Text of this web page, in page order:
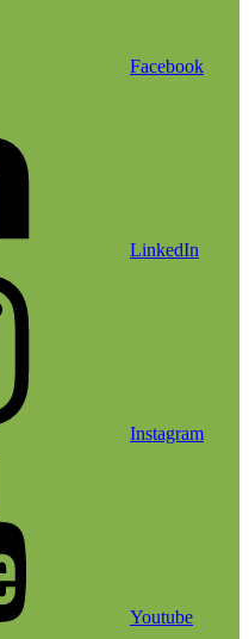
Facebook
LinkedIn
Instagram
Youtube